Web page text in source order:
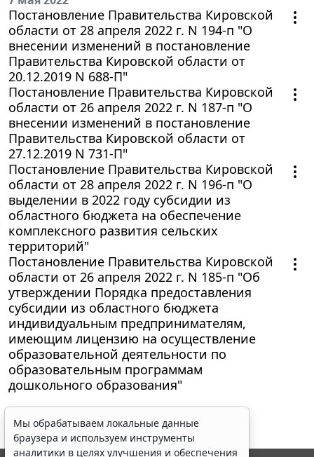
Постановление Правительства Кировской
области от 28 апреля 2022 г. N 194-п "О
внесении изменений в постановление
Правительства Кировской области от
20.12.2019 N 688-П"
Постановление Правительства Кировской
области от 26 апреля 2022 г. N 187-п "О
внесении изменений в постановление
Правительства Кировской области от
27.12.2019 N 731-П"
Постановление Правительства Кировской
области от 28 апреля 2022 г. N 196-п "О
выделении в 2022 году субсидии из
областного бюджета на обеспечение
комплексного развития сельских
территорий"
Постановление Правительства Кировской
области от 26 апреля 2022 г. N 185-п "Об
утверждении Порядка предоставления
субсидии из областного бюджета
индивидуальным предпринимателям,
имеющим лицензию на осуществление
образовательной деятельности по
образовательным программам
дошкольного образования"
Мы обрабатываем локальные данные
браузера и используем инструменты
аналитики в целях улучшения и обеспечения